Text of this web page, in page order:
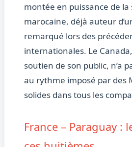
montée en puissance de la
marocaine, déjà auteur
remarqué lors des
internationales. Le
soutien de son public, n’a
au rythme imposé par des
solides dans tous les
France – Paraguay :